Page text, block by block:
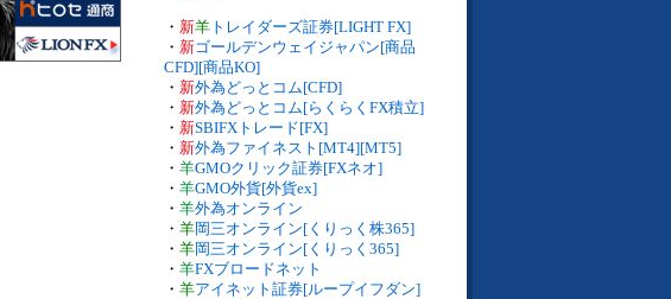
・ 新羊 トレイダーズ証券[LIGHT FX]
・ 新ゴールデンウェイジャパン[商品
CFD][商品KO]
・ 新外為どっとコム[CFD]
・ 新外為どっとコム[らくらくFX積立]
・ 新SBIFXトレード[FX]
・ 新外為ファイネスト[MT4][MT5]
・ 羊GMOクリック証券[FXネオ]
・ 羊GMO外貨[外貨ex]
・ 羊外為オンライン
・ 羊岡三オンライン[くりっく株365]
・ 羊岡三オンライン[くりっく365]
・ 羊FXブロードネット
・ 羊アイネット証券[ループイフダン]